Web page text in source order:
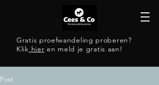
Gratis proefwandeling proberen?
Klik hier en meld je gratis aan!
Post